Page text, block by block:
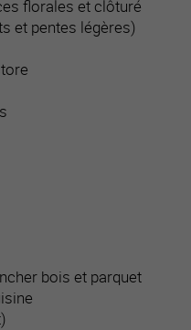
florales et clôturé
et pentes légères)
bois et parquet